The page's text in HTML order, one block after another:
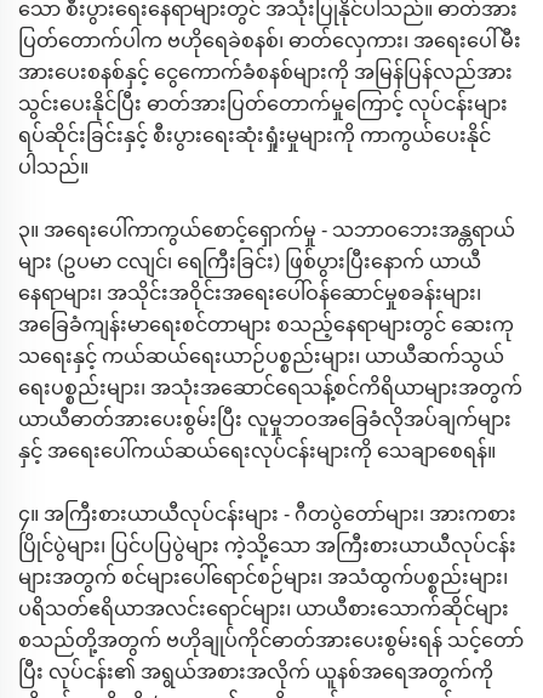
သော စီးပွားရေးနေရာများတွင် အသုံးပြုနိုင်ပါသည်။ ဓာတ်အား
ပြတ်တောက်ပါက ဗဟိုရေခဲစနစ်၊ ဓာတ်လှေကား၊ အရေးပေါ်မီး
အားပေးစနစ်နှင့် ငွေကောက်ခံစနစ်များကို အမြန်ပြန်လည်အား
သွင်းပေးနိုင်ပြီး ဓာတ်အားပြတ်တောက်မှုကြောင့် လုပ်ငန်းများ
ရပ်ဆိုင်းခြင်းနှင့် စီးပွားရေးဆုံးရှုံးမှုများကို ကာကွယ်ပေးနိုင်
ပါသည်။
၃။ အရေးပေါ်ကာကွယ်စောင့်ရှောက်မှု - သဘာဝဘေးအန္တရာယ်
များ (ဥပမာ ငလျင်၊ ရေကြီးခြင်း) ဖြစ်ပွားပြီးနောက် ယာယီ
နေရာများ၊ အသိုင်းအဝိုင်းအရေးပေါ်ဝန်ဆောင်မှုစခန်းများ၊
အခြေခံကျန်းမာရေးစင်တာများ စသည့်နေရာများတွင် ဆေးကု
သရေးနှင့် ကယ်ဆယ်ရေးယာဉ်ပစ္စည်းများ၊ ယာယီဆက်သွယ်
ရေးပစ္စည်းများ၊ အသုံးအဆောင်ရေသန့်စင်ကိရိယာများအတွက်
ယာယီဓာတ်အားပေးစွမ်းပြီး လူမှုဘဝအခြေခံလိုအပ်ချက်များ
နှင့် အရေးပေါ်ကယ်ဆယ်ရေးလုပ်ငန်းများကို သေချာစေရန်။
၄။ အကြီးစားယာယီလုပ်ငန်းများ - ဂီတပွဲတော်များ၊ အားကစား
ပြိုင်ပွဲများ၊ ပြင်ပပြပွဲများ ကဲ့သို့သော အကြီးစားယာယီလုပ်ငန်း
များအတွက် စင်များပေါ်ရောင်စဉ်များ၊ အသံထွက်ပစ္စည်းများ၊
ပရိသတ်ဧရိယာအလင်းရောင်များ၊ ယာယီစားသောက်ဆိုင်များ
စသည်တို့အတွက် ဗဟိုချုပ်ကိုင်ဓာတ်အားပေးစွမ်းရန် သင့်တော်
ပြီး လုပ်ငန်း၏ အရွယ်အစားအလိုက် ယူနစ်အရေအတွက်ကို